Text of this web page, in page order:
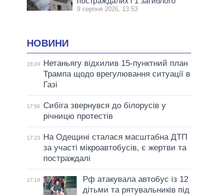
9 серпня 2026, 13:53
НОВИНИ
18:24
Нетаньягу відхилив 15-пунктний план
Трампа щодо врегулювання ситуації в
Газі
17:56
Сибіга звернувся до білорусів у
річницю протестів
17:23
На Одещині сталася масштабна ДТП
за участі мікроавтобусів, є жертви та
постраждалі
17:19
Рф атакувала автобус із 12
дітьми та рятувальників під